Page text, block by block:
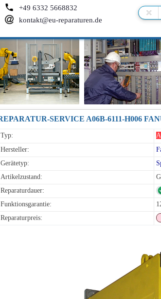
+49 6332 5668832
kontakt@eu-reparaturen.de
Typ:
Hersteller:
Gerätetyp:
Artikelzustand:
Reparaturdauer:
Funktionsgarantie:
Reparaturpreis: